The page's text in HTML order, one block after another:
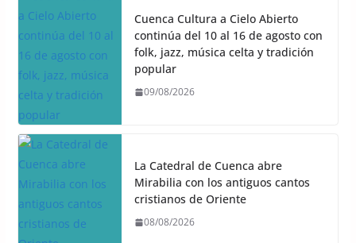
Cuenca Cultura a Cielo Abierto
continúa del 10 al 16 de agosto con
folk, jazz, música celta y tradición
popular
09/08/2026
La Catedral de Cuenca abre
Mirabilia con los antiguos cantos
cristianos de Oriente
08/08/2026